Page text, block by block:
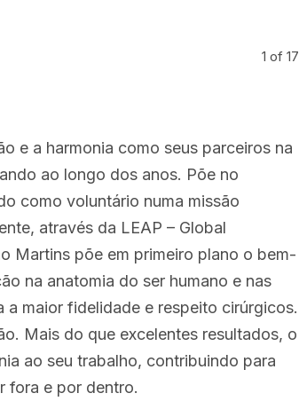
1 of 17
e a harmonia como seus parceiros na
ao longo dos anos. Põe no
como voluntário numa missão
através da LEAP – Global
Martins põe em primeiro plano o bem-
na anatomia do ser humano e nas
a maior fidelidade e respeito cirúrgicos.
Mais do que excelentes resultados, o
ao seu trabalho, contribuindo para
fora e por dentro.